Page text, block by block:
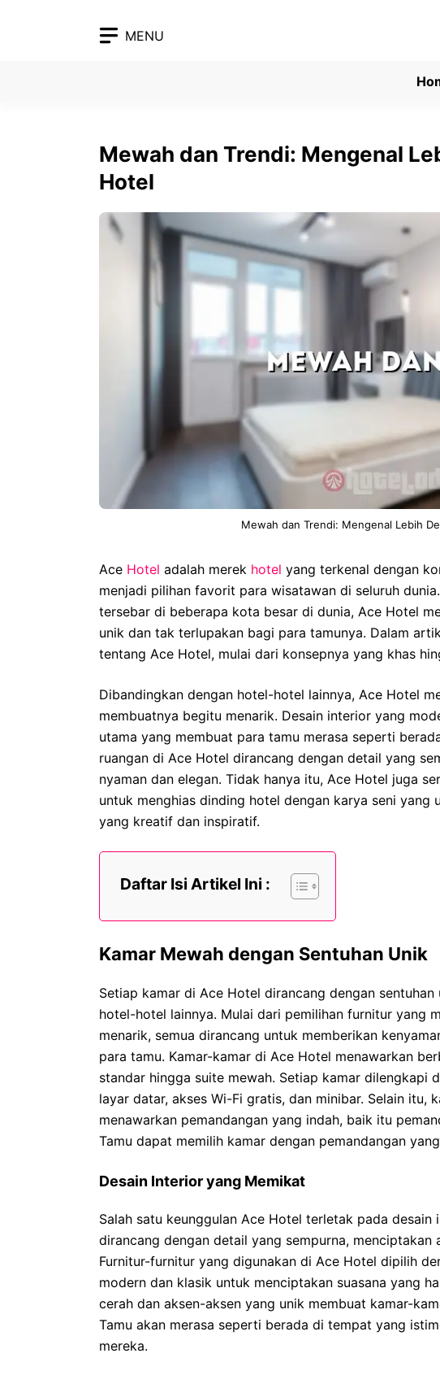
MENU
Mewah dan Trendi: Mengenal
Hotel
Mewah dan Trendi: Mengenal Lebih
Ace Hotel adalah merek hotel yang terkenal dengan
menjadi pilihan favorit para wisatawan di seluruh
tersebar di beberapa kota besar di dunia, Ace Hotel
unik dan tak terlupakan bagi para tamunya. Dalam
tentang Ace Hotel, mulai dari konsepnya yang khas
Dibandingkan dengan hotel-hotel lainnya, Ace Hotel
membuatnya begitu menarik. Desain interior yang
utama yang membuat para tamu merasa seperti
ruangan di Ace Hotel dirancang dengan detail yang
nyaman dan elegan. Tidak hanya itu, Ace Hotel juga
untuk menghias dinding hotel dengan karya seni yang
yang kreatif dan inspiratif.
Daftar Isi Artikel Ini :
Kamar Mewah dengan Sentuhan Unik
Setiap kamar di Ace Hotel dirancang dengan
hotel-hotel lainnya. Mulai dari pemilihan furnitur yang
menarik, semua dirancang untuk memberikan
para tamu. Kamar-kamar di Ace Hotel menawarkan
standar hingga suite mewah. Setiap kamar dilengkapi
layar datar, akses Wi-Fi gratis, dan minibar. Selain itu,
menawarkan pemandangan yang indah, baik itu
Tamu dapat memilih kamar dengan pemandangan
Desain Interior yang Memikat
Salah satu keunggulan Ace Hotel terletak pada
dirancang dengan detail yang sempurna, menciptakan
Furnitur-furnitur yang digunakan di Ace Hotel dipilih
modern dan klasik untuk menciptakan suasana yang
cerah dan aksen-aksen yang unik membuat kamar-
Tamu akan merasa seperti berada di tempat yang
mereka.